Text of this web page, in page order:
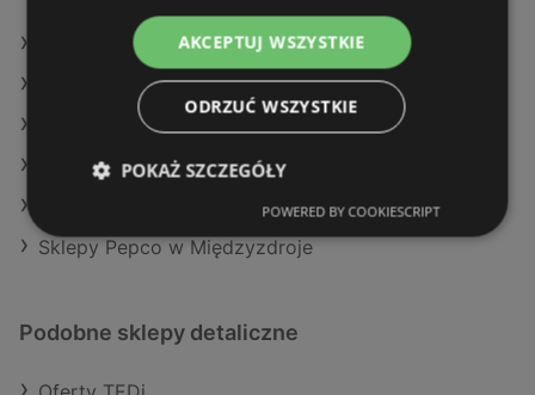
Oferty Pepco
Oferty TEDi
Oferty Maxi Zoo
Aktualne gazetki TEDi
Aktualne gazetki Maxi Zoo
Sklepy Pepco w Międzyzdroje
Podobne sklepy detaliczne
AKCEPTUJ WSZYSTKIE
ODRZUĆ WSZYSTKIE
POKAŻ SZCZEGÓŁY
POWERED BY COOKIESCRIPT